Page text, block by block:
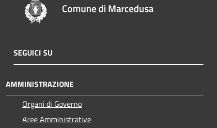
Comune di Marcedusa
SEGUICI SU
AMMINISTRAZIONE
Organi di Governo
Aree Amministrative